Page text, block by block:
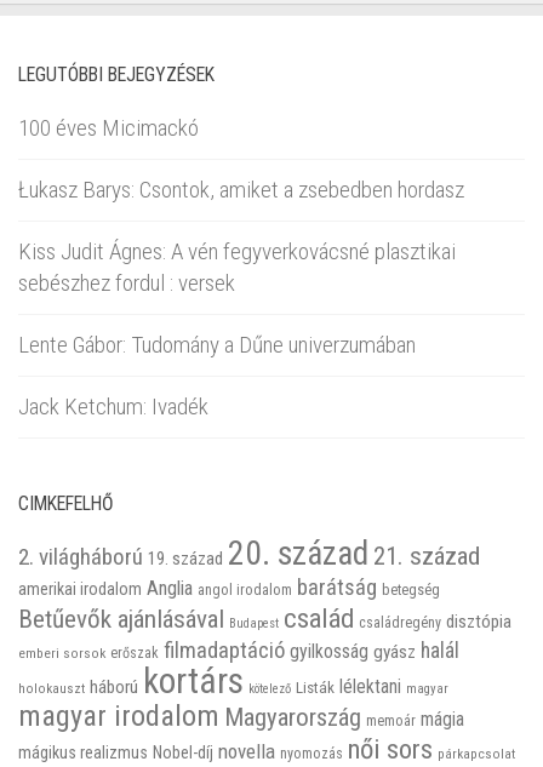
LEGUTÓBBI BEJEGYZÉSEK
100 éves Micimackó
Łukasz Barys: Csontok, amiket a zsebedben hordasz
Kiss Judit Ágnes: A vén fegyverkovácsné plasztikai
sebészhez fordul : versek
Lente Gábor: Tudomány a Dűne univerzumában
Jack Ketchum: Ivadék
CIMKEFELHŐ
2. világháború 19. század 20. század 21. század
amerikai irodalom Anglia angol irodalom barátság betegség
Betűevők ajánlásával Budapest család családregény disztópia
emberi sorsok erőszak filmadaptáció gyilkosság gyász halál
holokauszt háború kortárs kötelező Listák lélektani magyar
magyar irodalom Magyarország memoár mágia
mágikus realizmus Nobel-díj novella nyomozás női sors párkapcsolat